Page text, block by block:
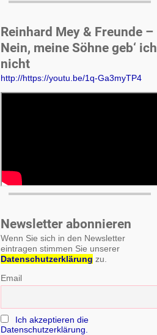
Reinhard Mey & Freunde –
Nein, meine Söhne geb‘ ich
nicht
http://https://youtu.be/1q-Ga3myTP4
Newsletter abonnieren
Wenn Sie sich in den Newsletter
eintragen stimmen Sie unserer
Datenschutzerklärung zu.
Email
Ich akzeptieren die
Datenschutzerklärung.